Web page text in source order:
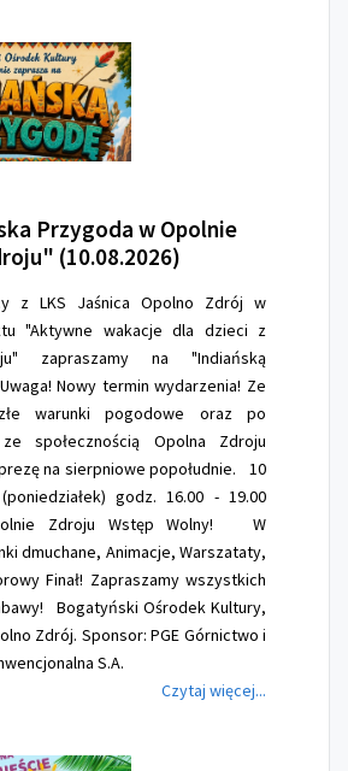
Przygoda w Opolnie
(10.08.2026)
z LKS Jaśnica Opolno Zdrój w
"Aktywne wakacje dla dzieci z
zapraszamy na "Indiańską
Nowy termin wydarzenia! Ze
warunki pogodowe oraz po
społecznością Opolna Zdroju
na sierpniowe popołudnie. 10
godz. 16.00 - 19.00
Zdroju Wstęp Wolny! W
dmuchane, Animacje, Warszataty,
Finał! Zapraszamy wszystkich
Bogatyński Ośrodek Kultury,
Zdrój. Sponsor: PGE Górnictwo i
S.A.
Czytaj więcej...